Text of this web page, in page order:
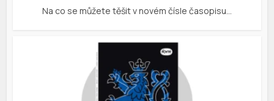
Na co se můžete těšit v novém čísle časopisu…